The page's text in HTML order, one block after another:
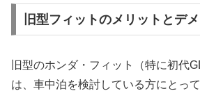
旧型フィットのメリットとデ
旧型のホンダ・フィット（特に初代
は、車中泊を検討している方にとっ